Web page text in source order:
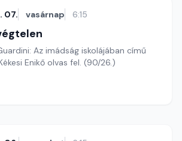
07. vasárnap 6:15
Az imádság iskolájában című
könyvből Kékesi Enikő olvas fel. (90/26.)